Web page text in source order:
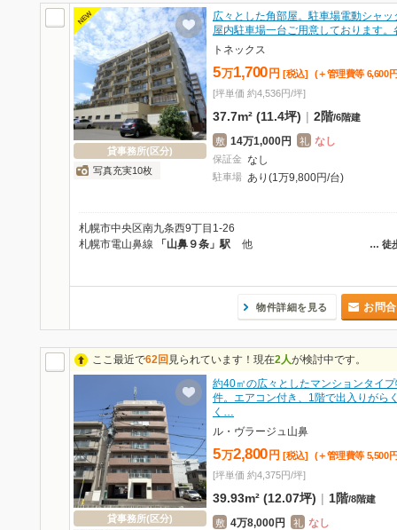
NEW
貸事務所(区分)
写真充実10枚
広々とした角部屋。駐車場電動シャッ
屋内駐車場一台ご用意しております
トネックス
5万1,700 円 [税込] (＋管理費等 6,600
[坪単価 約4,536円/坪]
37.7m² (11.4坪) | 2階/6階建
敷 14万1,000円 礼 なし
保証金 なし
駐車場 あり(1万9,800円/台)
札幌市中央区南九条西9丁目1-26
… 徒
札幌市電山鼻線 「山鼻９条」駅 他
物件詳細を見る お問
ここ最近で62回 見られています！現在2人が検討中です。
貸事務所(区分)
約40㎡の広々としたマンションタイ
件。エアコン付き、1階で出入りがら
く…
ル・ヴラージュ山鼻
5万2,800 円 [税込] (＋管理費等 5,500
[坪単価 約4,375円/坪]
39.93m² (12.07坪) | 1階/8階建
敷 4万8,000円 礼 なし